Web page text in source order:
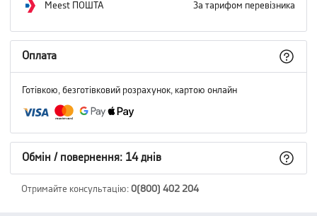
Meest ПОШТА За тарифом перевізника
Оплата
Готівкою, безготівковий розрахунок, картою онлайн
Обмін / повернення: 14 днів
Отримайте консультацію: 0(800) 402 204